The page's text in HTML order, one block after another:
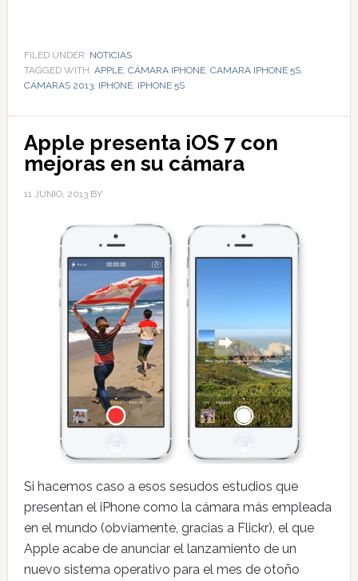
FILED UNDER: NOTICIAS
TAGGED WITH: APPLE, CÁMARA IPHONE, CAMARA IPHONE 5S,
CÁMARAS 2013, IPHONE, IPHONE 5S
Apple presenta iOS 7 con
mejoras en su cámara
11 JUNIO, 2013BY
Si hacemos caso a esos sesudos estudios que
presentan el iPhone como la cámara más empleada
en el mundo (obviamente, gracias a Flickr), el que
Apple acabe de anunciar el lanzamiento de un
nuevo sistema operativo para el mes de otoño